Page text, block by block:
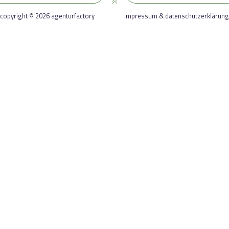
copyright © 2026 agenturfactory impressum & datenschutzerklärung